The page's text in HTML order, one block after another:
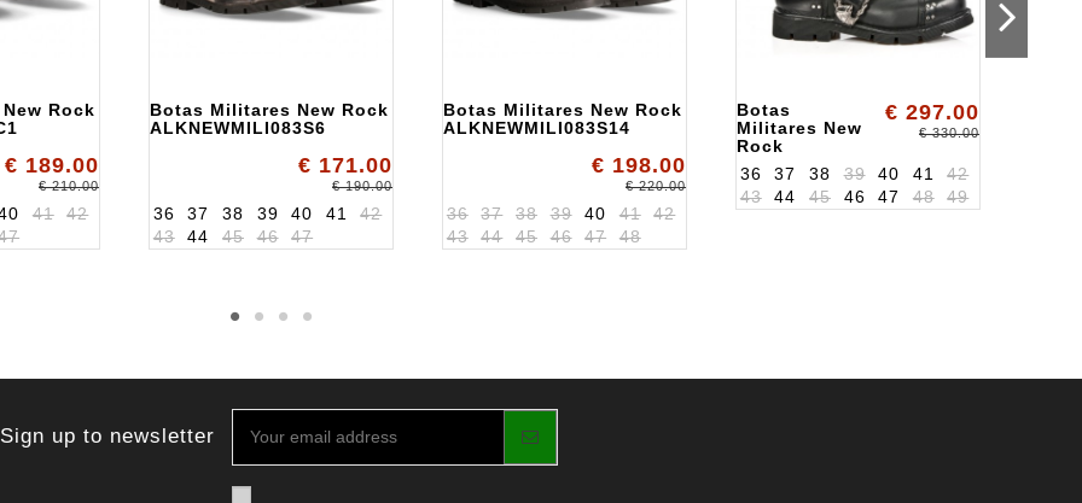
Rock
€ 189.00
€ 210.00
41
42
Botas Militares New Rock
ALKNEWMILI083S6
€ 171.00
€ 190.00
36 37 38 39 40 41
42
43
44 45 46 47
Botas Militares New Rock
ALKNEWMILI083S14
€ 198.00
€ 220.00
36 37 38 39 40 41
42
43
44 45 46 47 48
Botas
Militares New
Rock
ALK1474S1
€ 297.00
€ 330.00
36 37 38 39 40 41
42
43
44 45 46 47 48 49
Sign up to newsletter